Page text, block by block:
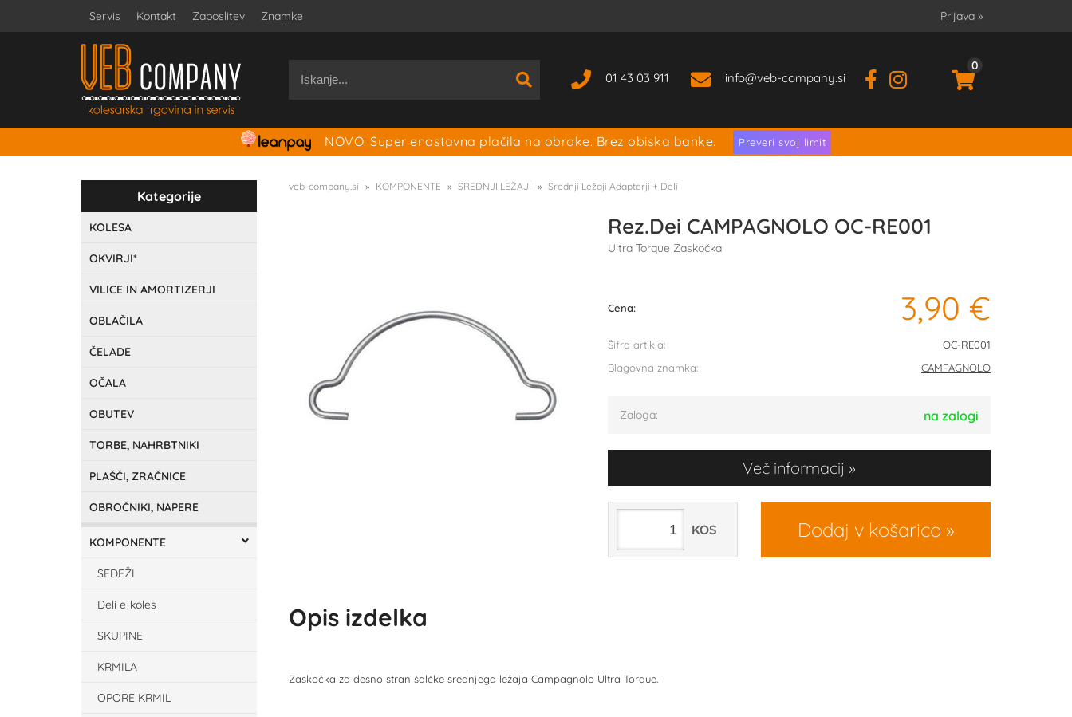
Servis Kontakt Zaposlitev Znamke Prijava »
01 43 03 911 info veb-company.si
0
NOVO: Super enostavna plačila na obroke. Brez obiska banke. Preveri svoj limit
Kategorije
KOLESA
OKVIRJI*
VILICE IN AMORTIZERJI
OBLAČILA
ČELADE
OČALA
OBUTEV
TORBE, NAHRBTNIKI
PLAŠČI, ZRAČNICE
OBROČNIKI, NAPERE
KOMPONENTE
SEDEŽI
Deli e-koles
SKUPINE
KRMILA
OPORE KRMIL
veb-company.si KOMPONENTE SREDNJI LEŽAJI Srednji Ležaji Adapterji + Deli
Rez.Dei CAMPAGNOLO OC-RE001
Ultra Torque Zaskočka
Cena: 3,90 €
Šifra artikla:
OC-RE001
Blagovna znamka:
CAMPAGNOLO
Zaloga: na zalogi
Več informacij
Dodaj v košarico
KOS
Opis izdelka
Zaskočka za desno stran šalčke srednjega ležaja Campagnolo Ultra Torque.